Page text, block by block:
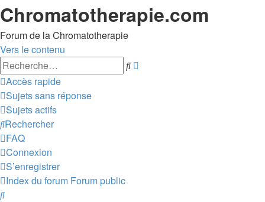
Chromatotherapie.com
Forum de la Chromatotherapie
Vers le contenu
Rechercher
Accès rapide
Sujets sans réponse
Sujets actifs
Rechercher
FAQ
Connexion
S’enregistrer
Index du forum Forum public
Rechercher